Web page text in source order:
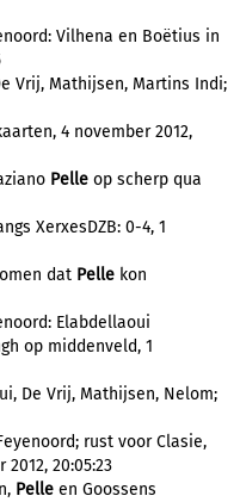
Vilhena en Boëtius in
Vrij, Mathijsen, Martins Indi;
4 november 2012,
Pelle op scherp qua
XerxesDZB: 0-4, 1
dat Pelle kon
Elabdellaoui
op middenveld, 1
De Vrij, Mathijsen, Nelom;
rust voor Clasie,
20:05:23
Pelle en Goossens